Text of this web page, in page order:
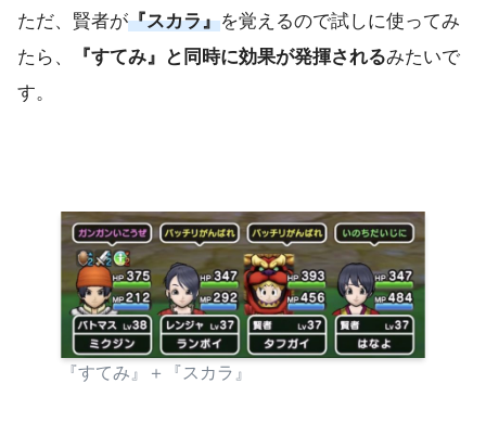
ただ、賢者が『スカラ』を覚えるので試しに使ってみ
たら、
『すてみ』と同時に効果が発揮されるみたいで
す。
『すてみ』＋『スカラ』